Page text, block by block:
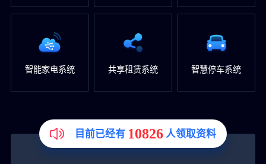
智能家电系统 共享租赁系统 智慧停车系统
目前已经有 10826 人领取资料